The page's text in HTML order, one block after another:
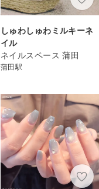
しゅわしゅわミルキーネ
イル
ネイルスペース 蒲田
蒲田駅